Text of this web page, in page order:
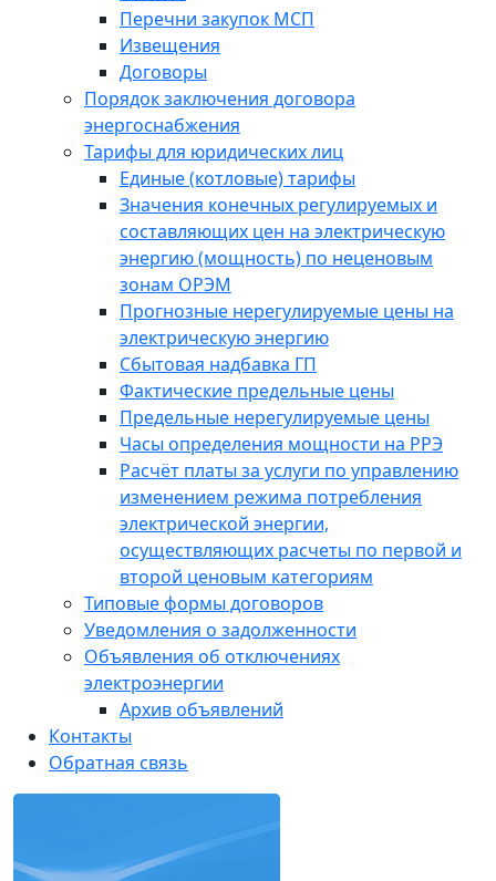
Перечни закупок МСП
Извещения
Договоры
Порядок заключения договора
энергоснабжения
Тарифы для юридических лиц
Единые (котловые) тарифы
Значения конечных регулируемых и
составляющих цен на электрическую
энергию (мощность) по неценовым
зонам ОРЭМ
Прогнозные нерегулируемые цены на
электрическую энергию
Сбытовая надбавка ГП
Фактические предельные цены
Предельные нерегулируемые цены
Часы определения мощности на РРЭ
Расчёт платы за услуги по управлению
изменением режима потребления
электрической энергии,
осуществляющих расчеты по первой и
второй ценовым категориям
Типовые формы договоров
Уведомления о задолженности
Объявления об отключениях
электроэнергии
Архив объявлений
Контакты
Обратная связь